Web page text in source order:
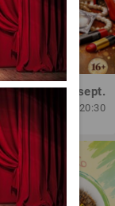
Mar, 15 sept.
20:30